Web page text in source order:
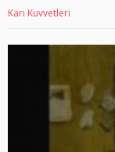
Karı Kuvvetleri